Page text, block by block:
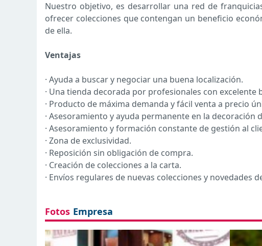
Nuestro objetivo, es desarrollar una red de
ofrecer colecciones que contengan un beneficio
de ella.
Ventajas
· Ayuda a buscar y negociar una buena localización.
· Una tienda decorada por profesionales con
· Producto de máxima demanda y fácil venta a precio
· Asesoramiento y ayuda permanente en la decoración
· Asesoramiento y formación constante de gestión al
· Zona de exclusividad.
· Reposición sin obligación de compra.
· Creación de colecciones a la carta.
· Envíos regulares de nuevas colecciones y novedades
Fotos Empresa